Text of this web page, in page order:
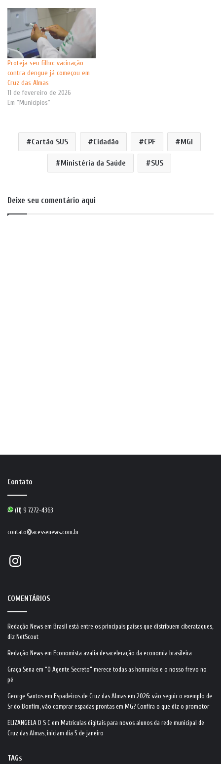
Proteja seu filho: vacinação
contra dengue já começou em
Cruz das Almas
11 de fevereiro de 2026
Em "Municípios"
Cartão SUS Cidadão CPF MGI
Ministéria da Saúde SUS
Deixe seu comentário aqui
Contato
(11) 9 7272-4363
contato@acessenews.com.br
Instagram
COMENTÁRIOS
Redação News em Brasil está entre os principais países que distribuem ciberataques,
diz NetScout
Redação News em Economista avalia desaceleração da economia brasileira
Graça Sena em “O Agente Secreto” merece todas as honrarias e o nosso frevo no
pé
George Santos em Espadeiros de Cruz das Almas em 2026: vão seguir o exemplo de
Sr do Bonfim, vão comprar espadas prontas em MG? Confira o que diz o promotor
ELIZANGELA D S C em Matrículas digitais para novos alunos da rede municipal de
Cruz das Almas, iniciam dia 5 de janeiro
TAGs